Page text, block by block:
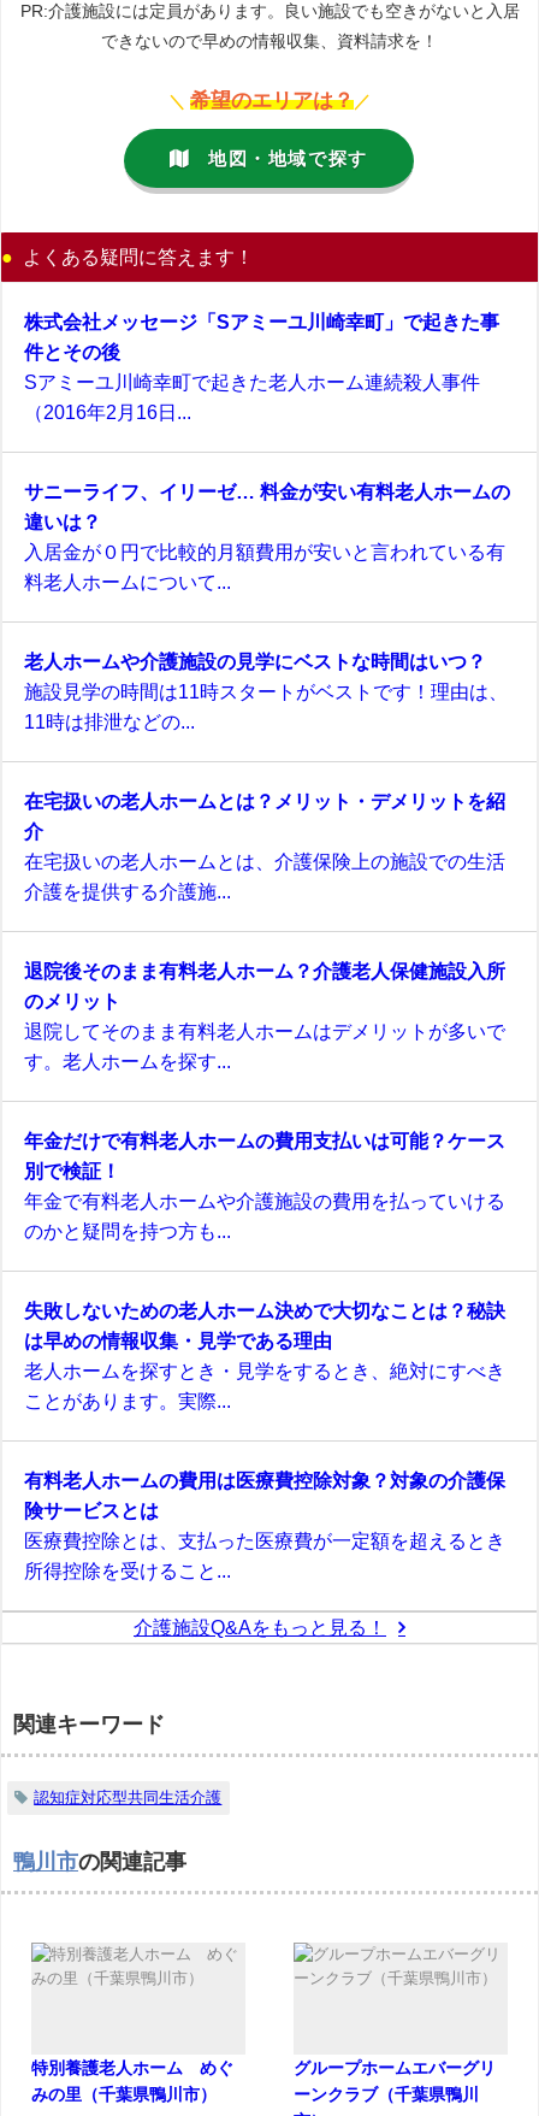
PR:介護施設には定員があります。良い施設でも空きがないと入居
できないので早めの情報収集、資料請求を！
＼ 希望のエリアは？ ／
地図・地域で探す
よくある疑問に答えます！
株式会社メッセージ「Sアミーユ川崎幸町」で起きた事
件とその後
Sアミーユ川崎幸町で起きた老人ホーム連続殺人事件
（2016年2月16日...
サニーライフ、イリーゼ… 料金が安い有料老人ホームの
違いは？
入居金が０円で比較的月額費用が安いと言われている有
料老人ホームについて...
老人ホームや介護施設の見学にベストな時間はいつ？
施設見学の時間は11時スタートがベストです！理由は、
11時は排泄などの...
在宅扱いの老人ホームとは？メリット・デメリットを紹
介
在宅扱いの老人ホームとは、介護保険上の施設での生活
介護を提供する介護施...
退院後そのまま有料老人ホーム？介護老人保健施設入所
のメリット
退院してそのまま有料老人ホームはデメリットが多いで
す。老人ホームを探す...
年金だけで有料老人ホームの費用支払いは可能？ケース
別で検証！
年金で有料老人ホームや介護施設の費用を払っていける
のかと疑問を持つ方も...
失敗しないための老人ホーム決めで大切なことは？秘訣
は早めの情報収集・見学である理由
老人ホームを探すとき・見学をするとき、絶対にすべき
ことがあります。実際...
有料老人ホームの費用は医療費控除対象？対象の介護保
険サービスとは
医療費控除とは、支払った医療費が一定額を超えるとき
所得控除を受けること...
介護施設Q&Aをもっと見る！
関連キーワード
認知症対応型共同生活介護
鴨川市の関連記事
特別養護老人ホーム めぐ
みの里（千葉県鴨川市）
グループホームエバーグリ
ーンクラブ（千葉県鴨川